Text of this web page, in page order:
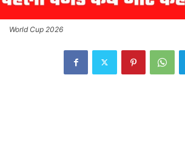
World Cup 2026